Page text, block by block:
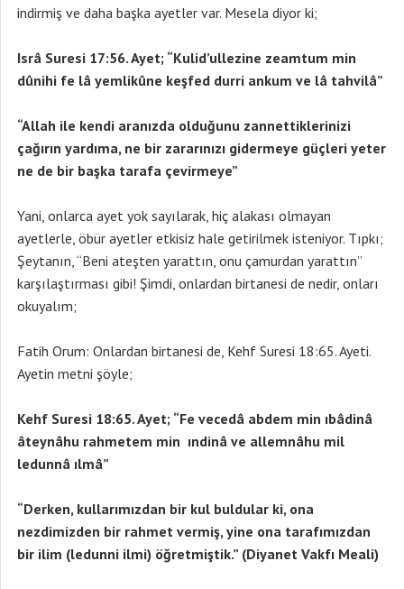
indirmiş ve daha başka ayetler var. Mesela diyor ki;
Isrâ Suresi 17:56. Ayet; “Kulid’ullezine zeamtum min
dûnihi fe lâ yemlikûne keşfed durri ankum ve lâ tahvilâ”
“Allah ile kendi aranızda olduğunu zannettiklerinizi
çağırın yardıma, ne bir zararınızı gidermeye güçleri yeter
ne de bir başka tarafa çevirmeye”
Yani, onlarca ayet yok sayılarak, hiç alakası olmayan
ayetlerle, öbür ayetler etkisiz hale getirilmek isteniyor. Tıpkı;
Şeytanın, “Beni ateşten yarattın, onu çamurdan yarattın”
karşılaştırması gibi! Şimdi, onlardan birtanesi de nedir, onları
okuyalım;
Fatih Orum: Onlardan birtanesi de, Kehf Suresi 18:65. Ayeti.
Ayetin metni şöyle;
Kehf Suresi 18:65. Ayet; “Fe vecedâ abdem min ıbâdinâ
âteynâhu rahmetem min ındinâ ve allemnâhu mil
ledunnâ ılmâ”
“Derken, kullarımızdan bir kul buldular ki, ona
nezdimizden bir rahmet vermiş, yine ona tarafımızdan
bir ilim (ledunni ilmi) öğretmiştik.” (Diyanet Vakfı Meali)